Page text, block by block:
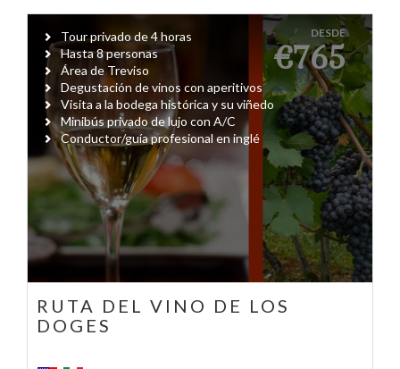
DESDE
€765
Tour privado de 4 horas
Hasta 8 personas
Área de Treviso
Degustación de vinos con aperitivos
Visita a la bodega histórica y su viñedo
Minibús privado de lujo con A/C
Conductor/guía profesional en inglé
RUTA DEL VINO DE LOS
DOGES